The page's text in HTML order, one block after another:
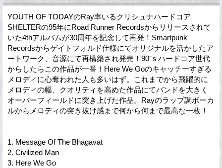
YOUTH OF TODAYのRay率いるクリシュナハードコア
SHELTERの95年にRoad Runner Recordsからリリースされて
いた4thアルバムが30周年を記念して再発！Smartpunk
Recordsからゲイトフォルド仕様にてオリジナルを活かしたア
ートワーク、音源にて再構築され発売！90’ｓハードコア世代
からしたらこの作品が一番！Here We Goのキャッチーすぎる
メロディに心奪われた人も多いはず。これまでから飛躍的に
メロディの幅、クオリティを高めた作品にてバンドを大きく
オーバーフィールドに突き上げた作品。Rayのラップ調ボーカ
ルからメロディの突き抜け感まで何から何まで最高な一枚！
1. Message Of The Bhagavat
2. Civilized Man
3. Here We Go